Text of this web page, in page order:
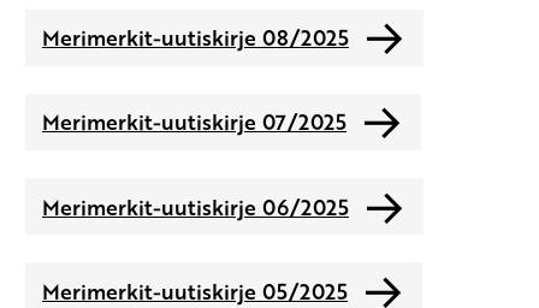
Merimerkit-uutiskirje 08/2025
Merimerkit-uutiskirje 07/2025
Merimerkit-uutiskirje 06/2025
Merimerkit-uutiskirje 05/2025